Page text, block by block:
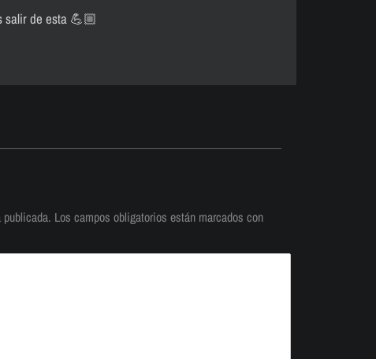
salir de esta 💪🏼
Los campos obligatorios están marcados con